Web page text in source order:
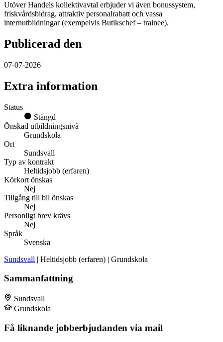
Utöver Handels kollektivavtal erbjuder vi även bonussystem,
friskvårdsbidrag, attraktiv personalrabatt och vassa
internutbildningar (exempelvis Butikschef – trainee).
Publicerad den
07-07-2026
Extra information
Status
Stängd
Önskad utbildningsnivå
Grundskola
Ort
Sundsvall
Typ av kontrakt
Heltidsjobb (erfaren)
Körkort önskas
Nej
Tillgång till bil önskas
Nej
Personligt brev krävs
Nej
Språk
Svenska
Sundsvall | Heltidsjobb (erfaren) | Grundskola
Sammanfattning
Sundsvall
Grundskola
Få liknande jobberbjudanden via mail